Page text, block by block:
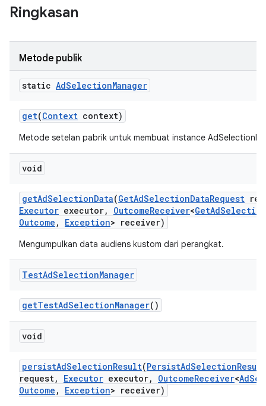
Ringkasan
Metode publik
static AdSelectionManager
get(Context context)
Metode setelan pabrik untuk membuat instance
void
getAdSelectionData(GetAdSelectionDataRequest
Executor executor, OutcomeReceiver<GetAdSelection
Outcome , Exception> receiver)
Mengumpulkan data audiens kustom dari perangkat.
TestAdSelectionManager
getTestAdSelectionManager()
void
persistAdSelectionResult(PersistAdSelectionResult
request, Executor executor, OutcomeReceiver<Ad
Outcome , Exception> receiver)